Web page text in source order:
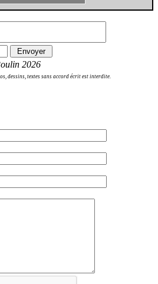
2026
dessins, textes sans accord écrit est interdite.